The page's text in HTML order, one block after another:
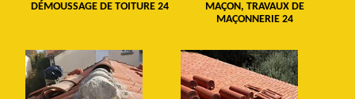
DÉMOUSSAGE DE TOITURE 24
MAÇON, TRAVAUX DE
MAÇONNERIE 24